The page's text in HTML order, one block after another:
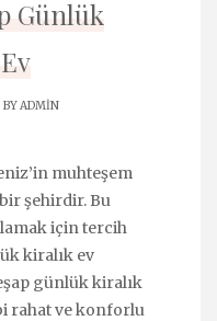
Günlük
BYADMIN
muhteşem
şehirdir. Bu
için tercih
kiralık ev
günlük kiralık
rahat ve konforlu